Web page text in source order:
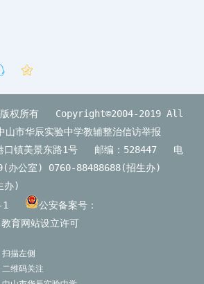
版权所有 Copyright©2004-2019 All
山市华辰实验中学教辅整治信访举报
港口镇美景东路1号 邮编：528447 电
办公室) 0760-88488688(招生办)
办)
1
公安备案号：
教育网站设立许可
扫描左侧
二维码关注